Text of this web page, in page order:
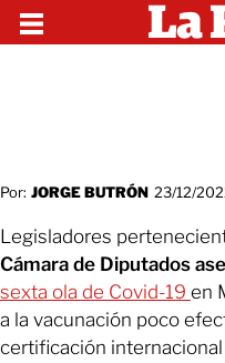
Por: JORGE BUTRÓN 23/12/
Legisladores
Cámara de Diputados
sexta ola de Covid-19 en
a la vacunación poco
certificación